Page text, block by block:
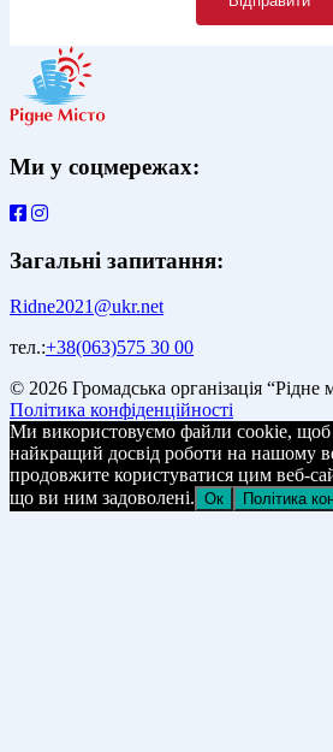
Ми у соцмережах:
Загальні запитання:
Ridne2021@ukr.net
тел.:+38(063)575 30 00
© 2026 Громадська організація “Рідне
Політика конфіденційності
Ми використовуємо файли cookie, щоб
найкращий досвід роботи на нашому
продовжите користуватися цим веб-
що ви ним задоволені. Ок Політика